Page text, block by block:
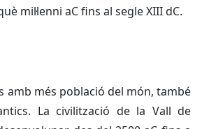
mil·lenni aC fins al segle XIII dC.
amb més població del món, també
La civilització de la Vall de